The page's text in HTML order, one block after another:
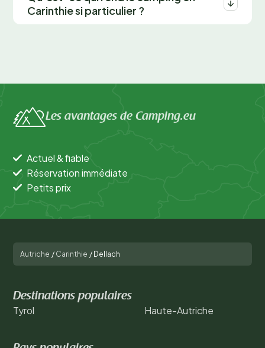
Carinthie si particulier ?
Les avantages de Camping.eu
Actuel & fiable
Réservation immédiate
Petits prix
Autriche / Carinthie / Dellach
Destinations populaires
Tyrol Haute-Autriche